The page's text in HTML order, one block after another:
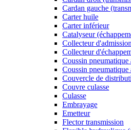
Cardan gauche
Carter huile
Carter inférieur
Catalyseur
Collecteur d'admission
Collecteur
Coussin
Coussin pneumatique
Couvercle de
Couvre culasse
Culasse
Embrayage
Emetteur
Flector transmission